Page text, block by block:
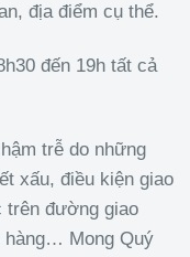
địa điểm cụ thể.
đến 19h tất cả
trễ do những
xấu, điều kiện giao
trên đường giao
hàng… Mong Quý